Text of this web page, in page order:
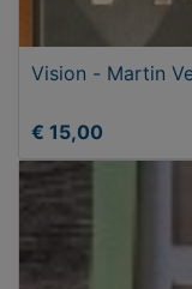
Vision - Martin
€ 15,00